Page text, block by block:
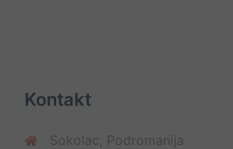
Kontakt
Sokolac, Podromanija